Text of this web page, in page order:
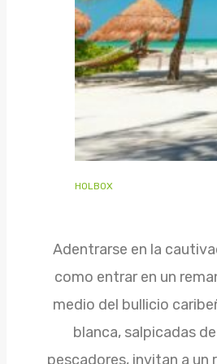
HOLBOX
Adentrarse en la
como entrar en un
medio del bullicio
blanca, salpicadas
pescadores, invitan a